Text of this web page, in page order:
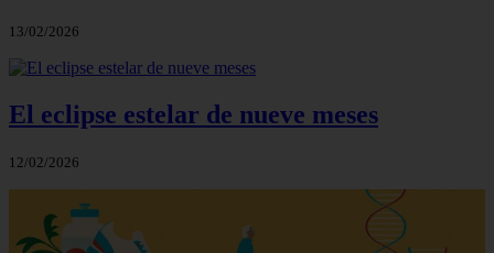
13/02/2026
El eclipse estelar de nueve meses
12/02/2026